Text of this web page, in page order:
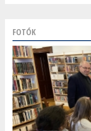
FOTÓK